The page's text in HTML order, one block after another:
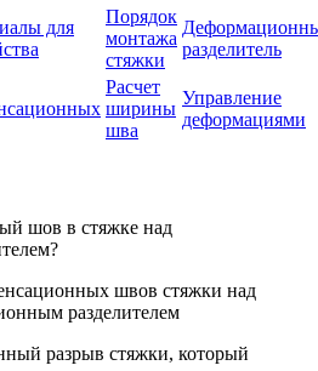
для
Порядок
монтажа
стяжки
разделитель
Расчет
ширины
шва
Управление
деформациями
шов в стяжке над
разрыв стяжки, который